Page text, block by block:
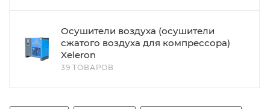
Осушители воздуха (осушители
сжатого воздуха для компрессора)
Xeleron
39 ТОВАРОВ